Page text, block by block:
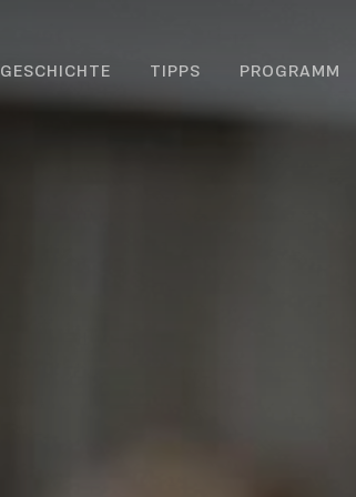
GESCHICHTE TIPPS PROGRAMM